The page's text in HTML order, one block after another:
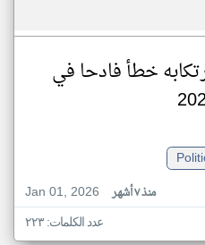
خطأ فادحا في
Jan 01, 2026
منذ ٧ أشهر
عدد الكلمات: ٢٢٣